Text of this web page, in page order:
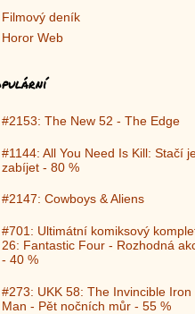
Filmový deník
Horor Web
#2153: The New 52 - The Edge
#1144: All You Need Is Kill: Stačí
zabíjet - 80 %
#2147: Cowboys & Aliens
#701: Ultimátní komiksový
26: Fantastic Four - Rozhodná
- 40 %
#273: UKK 58: The Invincible Iron
Man - Pět nočních můr - 55 %